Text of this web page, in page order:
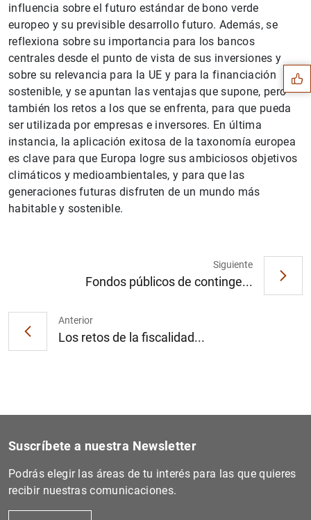
influencia sobre el futuro estándar de bono verde
europeo y su previsible desarrollo futuro. Además, se
reflexiona sobre su importancia para los bancos
centrales desde el punto de vista de sus inversiones y
sobre su relevancia para la UE y para la financiación
sostenible, y se apuntan las ventajas que supone, pero
también los retos a los que se enfrenta, para que pueda
ser utilizada por empresas e inversores. En última
instancia, la aplicación exitosa de la taxonomía europea
es clave para que Europa logre sus ambiciosos objetivos
climáticos y medioambientales, y para que las
generaciones futuras disfruten de un mundo más
habitable y sostenible.
Anterior
Los retos de la fiscalidad...
Siguiente
Fondos públicos de continge...
Sugerencias
1
Suscríbete a nuestra Newsletter
Podrás elegir las áreas de tu interés para las que quieres
recibir nuestras comunicaciones.